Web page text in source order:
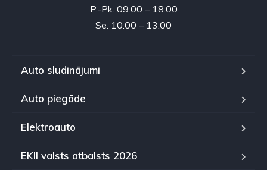
P.-Pk. 09:00 – 18:00
Se. 10:00 – 13:00
Auto sludinājumi
Auto piegāde
Elektroauto
EKII valsts atbalsts 2026